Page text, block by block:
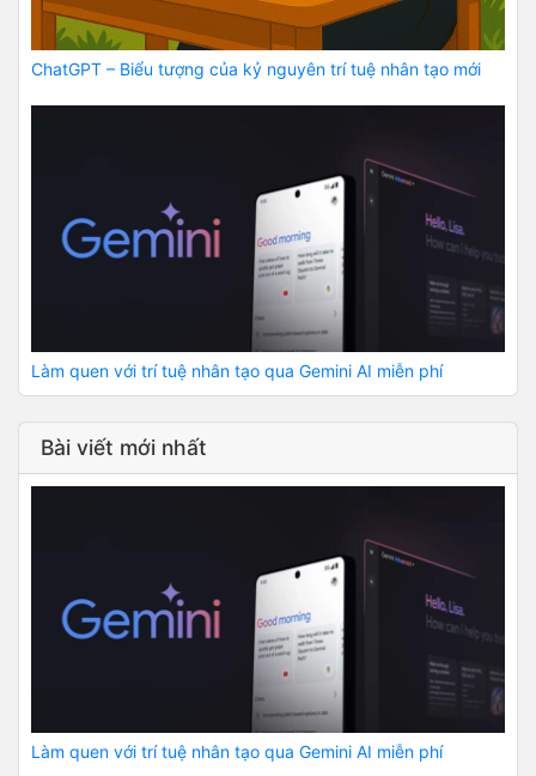
ChatGPT – Biểu tượng của kỷ nguyên trí tuệ nhân tạo mới
Làm quen với trí tuệ nhân tạo qua Gemini AI miễn phí
Bài viết mới nhất
Làm quen với trí tuệ nhân tạo qua Gemini AI miễn phí